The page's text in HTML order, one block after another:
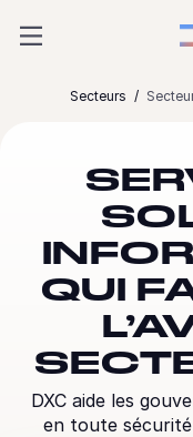
Secteurs
QUI
DXC aide les
en toute